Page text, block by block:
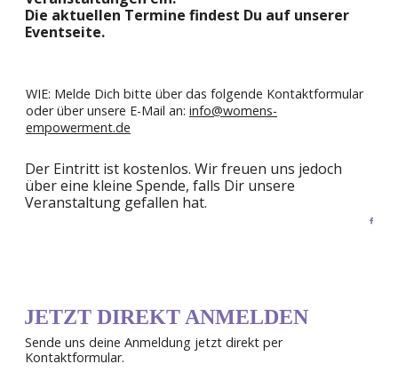
Die aktuellen Termine findest Du auf unserer
Eventseite.
WIE: Melde Dich bitte über das folgende Kontaktformular
oder über unsere E-Mail an: info@womens-
empowerment.de
Der Eintritt ist kostenlos. Wir freuen uns jedoch
über eine kleine Spende, falls Dir unsere
Veranstaltung gefallen hat.
JETZT DIREKT ANMELDEN
Sende uns deine Anmeldung jetzt direkt per
Kontaktformular.